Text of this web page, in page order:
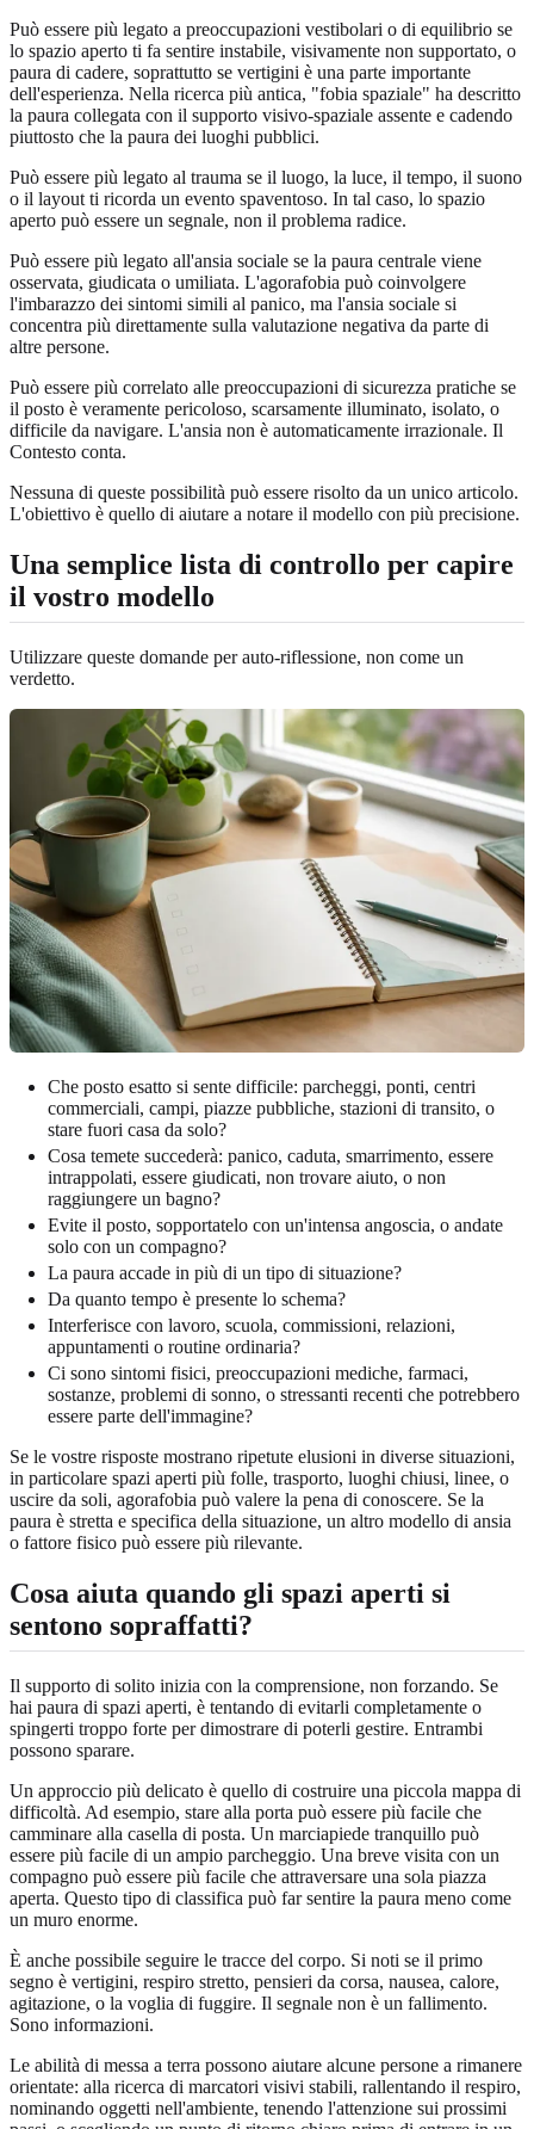
Può essere più legato a preoccupazioni vestibolari o di equilibrio se
lo spazio aperto ti fa sentire instabile, visivamente non supportato, o
paura di cadere, soprattutto se vertigini è una parte importante
dell'esperienza. Nella ricerca più antica, "fobia spaziale" ha descritto
la paura collegata con il supporto visivo-spaziale assente e cadendo
piuttosto che la paura dei luoghi pubblici.
Può essere più legato al trauma se il luogo, la luce, il tempo, il suono
o il layout ti ricorda un evento spaventoso. In tal caso, lo spazio
aperto può essere un segnale, non il problema radice.
Può essere più legato all'ansia sociale se la paura centrale viene
osservata, giudicata o umiliata. L'agorafobia può coinvolgere
l'imbarazzo dei sintomi simili al panico, ma l'ansia sociale si
concentra più direttamente sulla valutazione negativa da parte di
altre persone.
Può essere più correlato alle preoccupazioni di sicurezza pratiche se
il posto è veramente pericoloso, scarsamente illuminato, isolato, o
difficile da navigare. L'ansia non è automaticamente irrazionale. Il
Contesto conta.
Nessuna di queste possibilità può essere risolto da un unico articolo.
L'obiettivo è quello di aiutare a notare il modello con più precisione.
Una semplice lista di controllo per capire
il vostro modello
Utilizzare queste domande per auto-riflessione, non come un
verdetto.
Che posto esatto si sente difficile: parcheggi, ponti, centri
commerciali, campi, piazze pubbliche, stazioni di transito, o
stare fuori casa da solo?
Cosa temete succederà: panico, caduta, smarrimento, essere
intrappolati, essere giudicati, non trovare aiuto, o non
raggiungere un bagno?
Evite il posto, sopportatelo con un'intensa angoscia, o andate
solo con un compagno?
La paura accade in più di un tipo di situazione?
Da quanto tempo è presente lo schema?
Interferisce con lavoro, scuola, commissioni, relazioni,
appuntamenti o routine ordinaria?
Ci sono sintomi fisici, preoccupazioni mediche, farmaci,
sostanze, problemi di sonno, o stressanti recenti che potrebbero
essere parte dell'immagine?
Se le vostre risposte mostrano ripetute elusioni in diverse situazioni,
in particolare spazi aperti più folle, trasporto, luoghi chiusi, linee, o
uscire da soli, agorafobia può valere la pena di conoscere. Se la
paura è stretta e specifica della situazione, un altro modello di ansia
o fattore fisico può essere più rilevante.
Cosa aiuta quando gli spazi aperti si
sentono sopraffatti?
Il supporto di solito inizia con la comprensione, non forzando. Se
hai paura di spazi aperti, è tentando di evitarli completamente o
spingerti troppo forte per dimostrare di poterli gestire. Entrambi
possono sparare.
Un approccio più delicato è quello di costruire una piccola mappa di
difficoltà. Ad esempio, stare alla porta può essere più facile che
camminare alla casella di posta. Un marciapiede tranquillo può
essere più facile di un ampio parcheggio. Una breve visita con un
compagno può essere più facile che attraversare una sola piazza
aperta. Questo tipo di classifica può far sentire la paura meno come
un muro enorme.
È anche possibile seguire le tracce del corpo. Si noti se il primo
segno è vertigini, respiro stretto, pensieri da corsa, nausea, calore,
agitazione, o la voglia di fuggire. Il segnale non è un fallimento.
Sono informazioni.
Le abilità di messa a terra possono aiutare alcune persone a rimanere
orientate: alla ricerca di marcatori visivi stabili, rallentando il respiro,
nominando oggetti nell'ambiente, tenendo l'attenzione sui prossimi